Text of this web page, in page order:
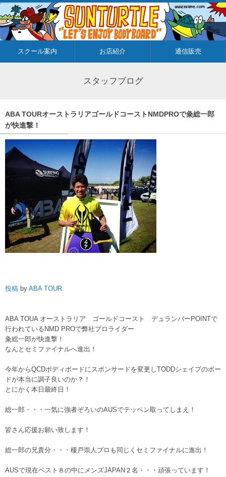
スクール案内 お店紹介 通信販売
スタッフブログ
ABA TOURオーストラリアゴールドコーストNMDPROで粂総一郎
が快進撃！
投稿 by ABA TOUR
ABA TOUA オーストラリア ゴールドコースト デュランバーPOINTで
行われているNMD PROで弊社プロライダー
粂総一郎が快進撃！
なんとセミファイナルへ進出！
今年からQCDボディボードにスポンサードを変更しTODDシェイプのボー
ドが本当に調子良いのか？！
とにかく本日最終日！
総一郎・・・一気に強者ぞろいのAUSでテッペン取ってしまえ！
皆さん応援お願い致します！
総一郎の兄貴分・・・榎戸崇人プロも同じくセミファイナルに進出！
AUSで現在ベスト８の中にメンズJAPAN２名・・・頑張っています！